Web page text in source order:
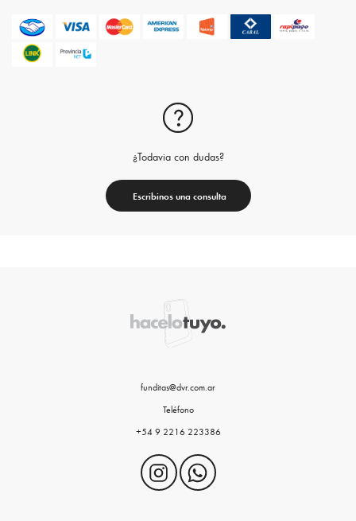
¿Todavia con dudas?
Escribinos una consulta
funditas@dvr.com.ar
Teléfono
+54 9 2216 223386